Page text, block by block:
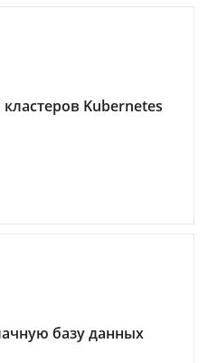
Kubernetes
базу данных